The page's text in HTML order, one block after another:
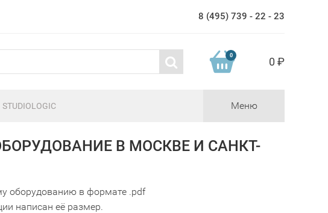
8 (495) 739 - 22 - 23
0 0 ₽
STUDIOLOGIC Меню
В МОСКВЕ И САНКТ-
оборудованию в формате .pdf
написан её размер.